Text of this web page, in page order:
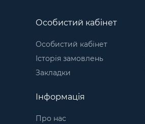
Особистий кабінет
Особистий кабінет
Історія замовлень
Закладки
Інформація
Про нас